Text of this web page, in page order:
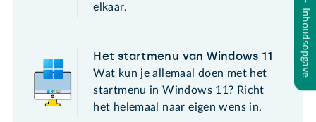
Inhoudsopgave
elkaar.
Het startmenu van Windows 11
Wat kun je allemaal doen met het
startmenu in Windows 11? Richt
het helemaal naar eigen wens in.